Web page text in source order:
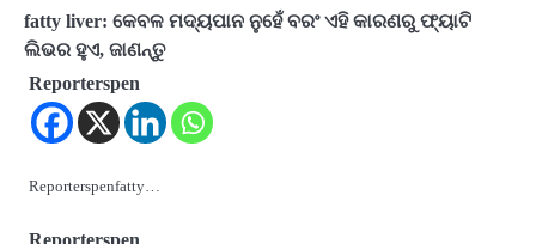
fatty liver: କେବଳ ମଦ୍ୟପାନ ନୁହେଁ ବରଂ ଏହି କାରଣରୁ ଫ୍ୟାଟି
ଲିଭର ହୁଏ, ଜାଣନ୍ତୁ
Reporterspen
Reporterspenfatty…
Reporterspen